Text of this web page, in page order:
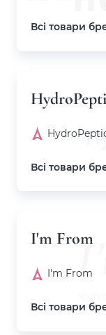
Всі товари
Всі товари
I'm From
I'm From
Всі товари